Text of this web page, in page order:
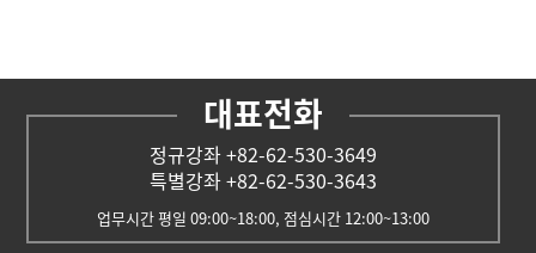
대표전화
정규강좌 +82-62-530-3649
특별강좌 +82-62-530-3643
업무시간 평일 09:00~18:00, 점심시간 12:00~13:00